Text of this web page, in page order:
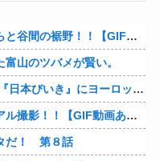
トラウデン直美キャスター うっすらと谷間の裾野！！【GIF動画あり】
山のツバメが賢い。
欧州「日本だけ反則だろ…」 世界の『日本びいき』にヨーロッパ全土から不満の声
井上清華アナ 「朗読劇」ヴィジュアル撮影！！【GIF動画あり】
だ！ 第８話